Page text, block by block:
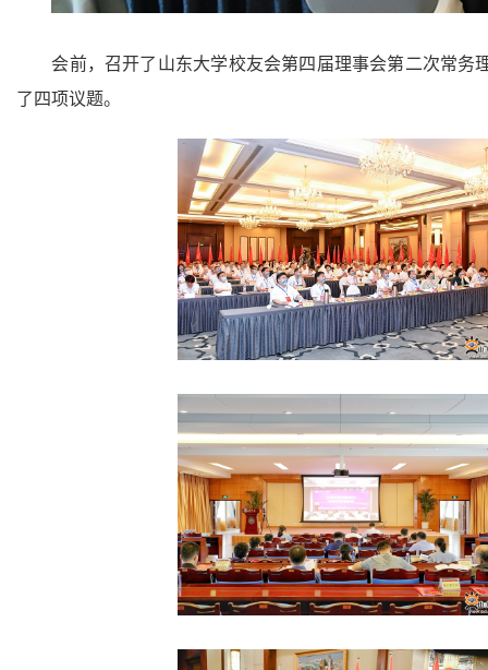
会前，召开了山东大学校友会第四届理事会第二次常
了四项议题。